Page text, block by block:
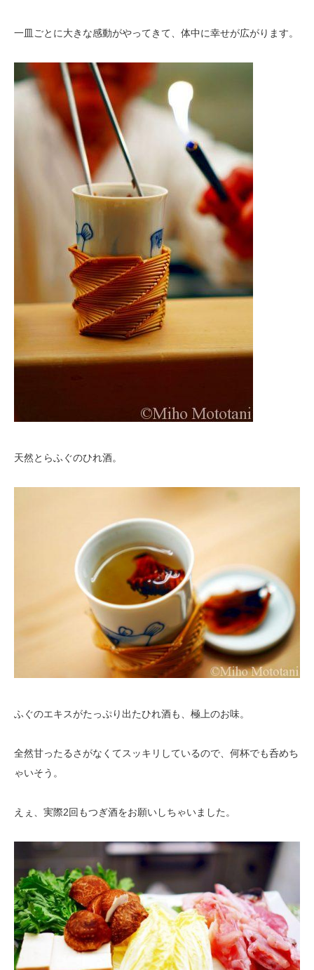
一皿ごとに大きな感動がやってきて、体中に幸せが広がります。
天然とらふぐのひれ酒。
ふぐのエキスがたっぷり出たひれ酒も、極上のお味。
全然甘ったるさがなくてスッキリしているので、何杯でも呑めち
ゃいそう。
えぇ、実際2回もつぎ酒をお願いしちゃいました。